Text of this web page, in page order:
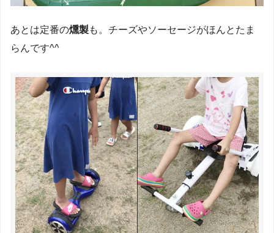
あとは定番の燻製も。チーズやソーセージがほんとたま
らんです^^